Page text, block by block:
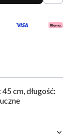
cm, długość: